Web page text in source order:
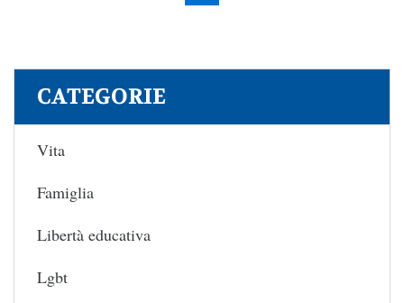
CATEGORIE
Vita
Famiglia
Libertà educativa
Lgbt